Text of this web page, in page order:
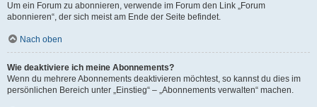
Um ein Forum zu abonnieren, verwende im Forum den Link „Forum
abonnieren“, der sich meist am Ende der Seite befindet.
Nach oben
Wie deaktiviere ich meine Abonnements?
Wenn du mehrere Abonnements deaktivieren möchtest, so kannst du dies im
persönlichen Bereich unter „Einstieg“ – „Abonnements verwalten“ machen.